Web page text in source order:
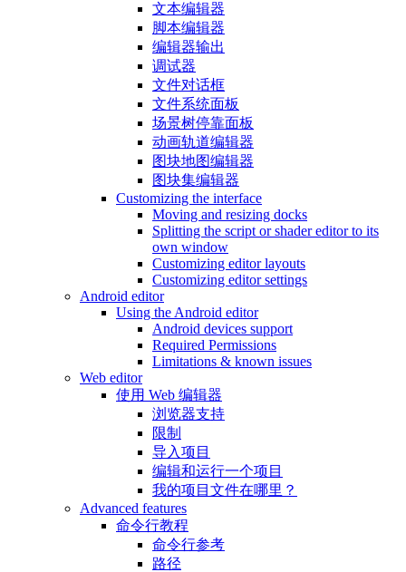
文本编辑器
脚本编辑器
编辑器输出
调试器
文件对话框
文件系统面板
场景树停靠面板
动画轨道编辑器
图块地图编辑器
图块集编辑器
Customizing the interface
Moving and resizing docks
Splitting the script or shader editor to its
own window
Customizing editor layouts
Customizing editor settings
Android editor
Using the Android editor
Android devices support
Required Permissions
Limitations & known issues
Web editor
使用 Web 编辑器
浏览器支持
限制
导入项目
编辑和运行一个项目
我的项目文件在哪里？
Advanced features
命令行教程
命令行参考
路径